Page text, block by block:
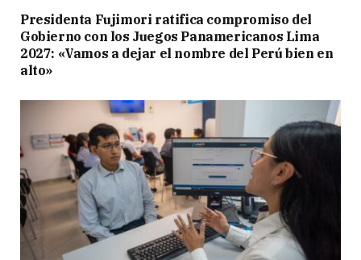
Presidenta Fujimori ratifica compromiso del
Gobierno con los Juegos Panamericanos Lima
2027: «Vamos a dejar el nombre del Perú bien en
alto»